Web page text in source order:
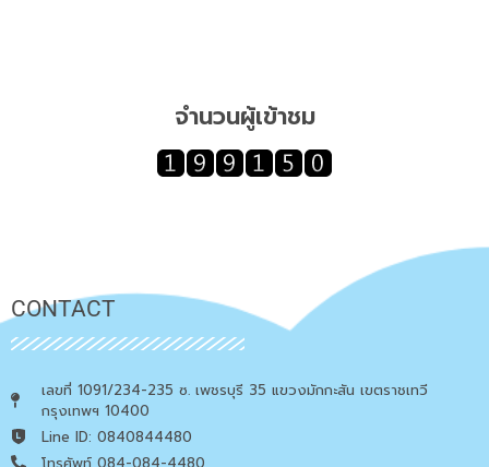
จำนวนผู้เข้าชม
CONTACT
เลขที่ 1091/234-235 ซ. เพชรบุรี 35 แขวงมักกะสัน เขตราชเทวี
กรุงเทพฯ 10400
Line ID: 0840844480
โทรศัพท์ 084-084-4480